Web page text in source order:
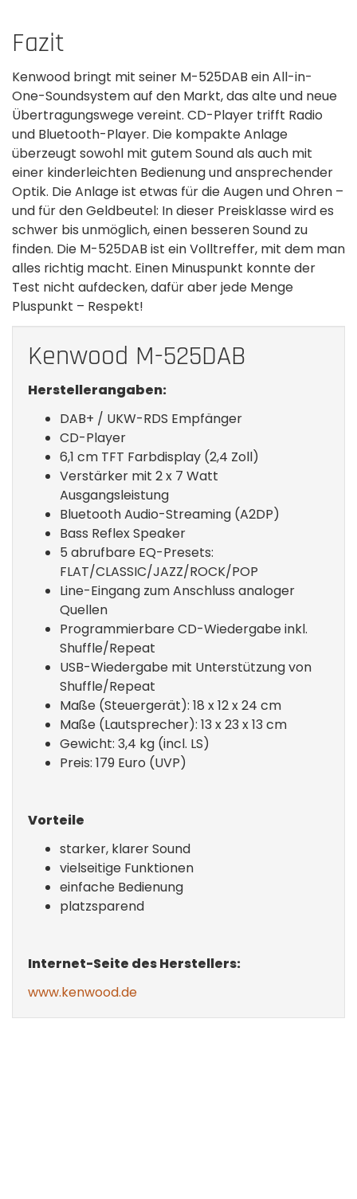
Fazit
Kenwood bringt mit seiner M-525DAB ein All-in-
One-Soundsystem auf den Markt, das alte und neue
Übertragungswege vereint. CD-Player trifft Radio
und Bluetooth-Player. Die kompakte Anlage
überzeugt sowohl mit gutem Sound als auch mit
einer kinderleichten Bedienung und ansprechender
Optik. Die Anlage ist etwas für die Augen und Ohren –
und für den Geldbeutel: In dieser Preisklasse wird es
schwer bis unmöglich, einen besseren Sound zu
finden. Die M-525DAB ist ein Volltreffer, mit dem man
alles richtig macht. Einen Minuspunkt konnte der
Test nicht aufdecken, dafür aber jede Menge
Pluspunkt – Respekt!
Kenwood M-525DAB
Herstellerangaben:
DAB+ / UKW-RDS Empfänger
CD-Player
6,1 cm TFT Farbdisplay (2,4 Zoll)
Verstärker mit 2 x 7 Watt
Ausgangsleistung
Bluetooth Audio-Streaming (A2DP)
Bass Reflex Speaker
5 abrufbare EQ-Presets:
FLAT/CLASSIC/JAZZ/ROCK/POP
Line-Eingang zum Anschluss analoger
Quellen
Programmierbare CD-Wiedergabe inkl.
Shuffle/Repeat
USB-Wiedergabe mit Unterstützung von
Shuffle/Repeat
Maße (Steuergerät): 18 x 12 x 24 cm
Maße (Lautsprecher): 13 x 23 x 13 cm
Gewicht: 3,4 kg (incl. LS)
Preis: 179 Euro (UVP)
Vorteile
starker, klarer Sound
vielseitige Funktionen
einfache Bedienung
platzsparend
Internet-Seite des Herstellers:
www.kenwood.de